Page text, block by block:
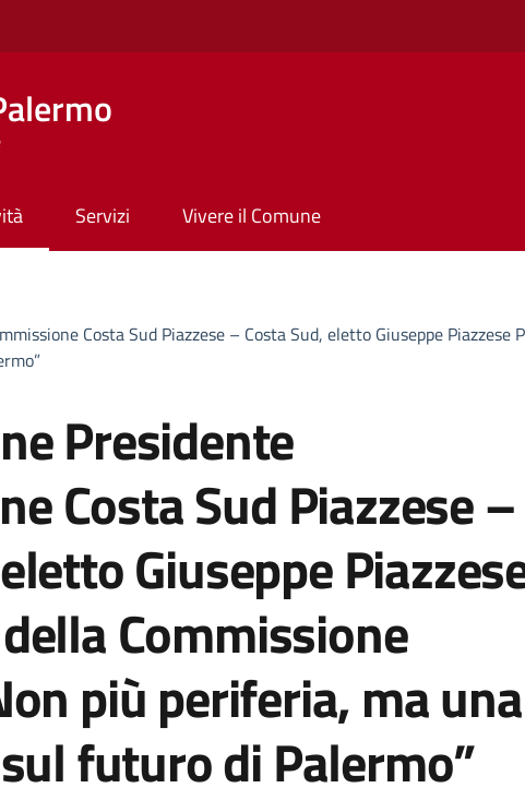
Servizi Vivere il Comune
Costa Sud Piazzese – Costa Sud, eletto Giuseppe
Presidente
Costa Sud Piazzese –
Giuseppe
Commissione
più periferia, ma una
futuro di Palermo”